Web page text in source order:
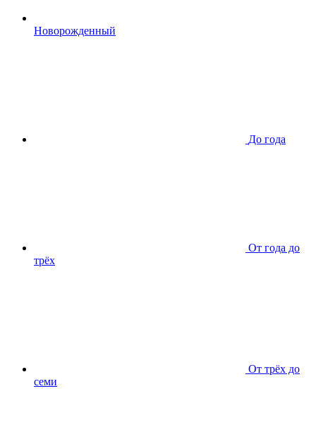
Новорожденный
До года
От года до
трёх
От трёх до
семи